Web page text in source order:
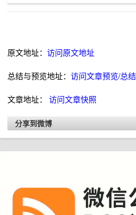
原文地址： 访问原文地址
总结与预览地址： 访问文章预览/总结
文章地址： 访问文章快照
分享到微博